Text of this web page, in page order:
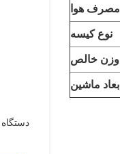
مصرف هوا
نوع کیسه
وزن خالص
ابعاد ماشین